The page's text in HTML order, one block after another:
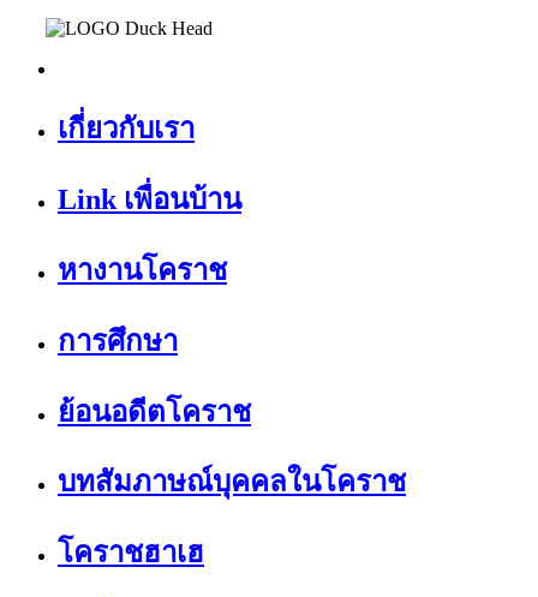
เกี่ยวกับเรา
Link เพื่อนบ้าน
หางานโคราช
การศึกษา
ย้อนอดีตโคราช
บทสัมภาษณ์บุคคลในโคราช
โคราชฮาเฮ